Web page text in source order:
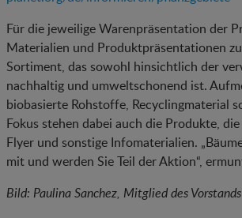
Für die jeweilige Warenpräsentation der
Materialien und Produktpräsentationen
Sortiment, das sowohl hinsichtlich der
nachhaltig und umweltschonend ist.
biobasierte Rohstoffe, Recyclingmaterial
Fokus stehen dabei auch die Produkte,
Flyer und sonstige Infomaterialien.
mit und werden Sie Teil der Aktion“,
Bild: Paulina Sanchez, Mitglied des